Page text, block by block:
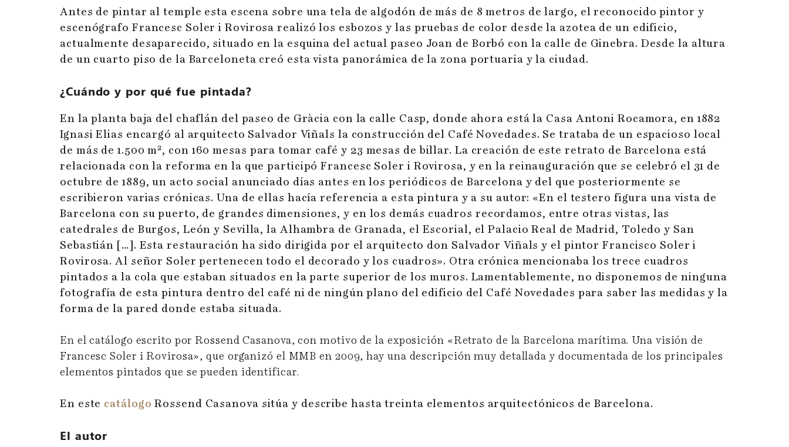
Antes de pintar al temple esta escena sobre una tela de algodón de más de 8 metros de largo, el reconocido pintor y
escenógrafo Francesc Soler i Rovirosa realizó los esbozos y las pruebas de color desde la azotea de un edificio,
actualmente desaparecido, situado en la esquina del actual paseo Joan de Borbó con la calle de Ginebra. Desde la altura
de un cuarto piso de la Barceloneta creó esta vista panorámica de la zona portuaria y la ciudad.
¿Cuándo y por qué fue pintada?
En la planta baja del chaflán del paseo de Gràcia con la calle Casp, donde ahora está la Casa Antoni Rocamora, en 1882
Ignasi Elias encargó al arquitecto Salvador Viñals la construcción del Café Novedades. Se trataba de un espacioso local
de más de 1.500 m2, con 160 mesas para tomar café y 23 mesas de billar. La creación de este retrato de Barcelona está
relacionada con la reforma en la que participó Francesc Soler i Rovirosa, y en la reinauguración que se celebró el 31 de
octubre de 1889, un acto social anunciado días antes en los periódicos de Barcelona y del que posteriormente se
escribieron varias crónicas. Una de ellas hacía referencia a esta pintura y a su autor: «En el testero figura una vista de
Barcelona con su puerto, de grandes dimensiones, y en los demás cuadros recordamos, entre otras vistas, las
catedrales de Burgos, León y Sevilla, la Alhambra de Granada, el Escorial, el Palacio Real de Madrid, Toledo y San
Sebastián […]. Esta restauración ha sido dirigida por el arquitecto don Salvador Viñals y el pintor Francisco Soler i
Rovirosa. Al señor Soler pertenecen todo el decorado y los cuadros». Otra crónica mencionaba los trece cuadros
pintados a la cola que estaban situados en la parte superior de los muros. Lamentablemente, no disponemos de ninguna
fotografía de esta pintura dentro del café ni de ningún plano del edificio del Café Novedades para saber las medidas y la
forma de la pared donde estaba situada.
En el catálogo escrito por Rossend Casanova, con motivo de la exposición «Retrato de la Barcelona marítima. Una visión de
Francesc Soler i Rovirosa», que organizó el MMB en 2009, hay una descripción muy detallada y documentada de los principales
elementos pintados que se pueden identificar.
En este catálogo Rossend Casanova sitúa y describe hasta treinta elementos arquitectónicos de Barcelona.
El autor